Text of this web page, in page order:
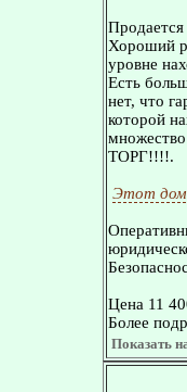
Хороший
уровне
Есть
нет, что
которой
ТОРГ!!!!.
Этот дом
Цена 11
Более
Показать